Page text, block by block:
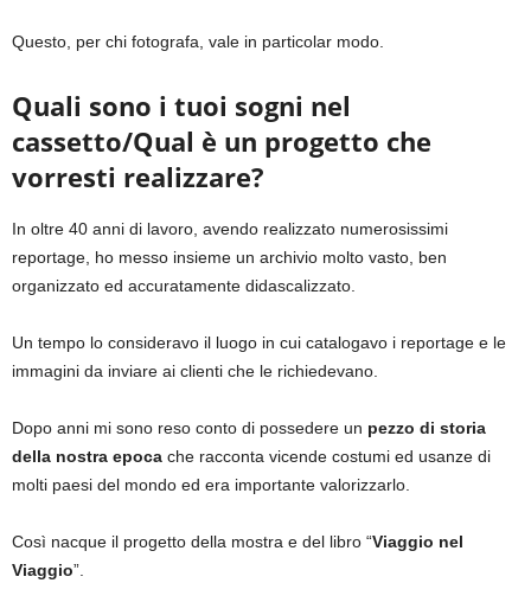
Questo, per chi fotografa, vale in particolar modo.
Quali sono i tuoi sogni nel
cassetto/Qual è un progetto che
vorresti realizzare?
In oltre 40 anni di lavoro, avendo realizzato numerosissimi
reportage, ho messo insieme un archivio molto vasto, ben
organizzato ed accuratamente didascalizzato.
Un tempo lo consideravo il luogo in cui catalogavo i reportage e le
immagini da inviare ai clienti che le richiedevano.
Dopo anni mi sono reso conto di possedere un pezzo di storia
della nostra epoca che racconta vicende costumi ed usanze di
molti paesi del mondo ed era importante valorizzarlo.
Così nacque il progetto della mostra e del libro “Viaggio nel
Viaggio”.